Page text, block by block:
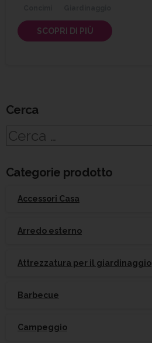
SCOPRI DI PIÙ
Cerca
Ricerca
Categorie prodotto
Accessori Casa
Arredo esterno
Attrezzatura per il giardinaggio
Barbecue
Campeggio